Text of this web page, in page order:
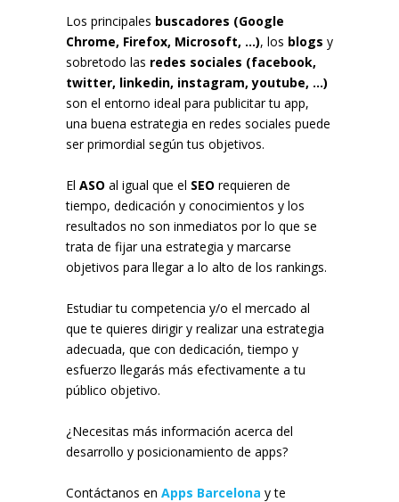
Los principales buscadores (Google
Chrome, Firefox, Microsoft, ...), los blogs y
sobretodo las redes sociales (facebook,
twitter, linkedin, instagram, youtube, ...)
son el entorno ideal para publicitar tu app,
una buena estrategia en redes sociales puede
ser primordial según tus objetivos.
El ASO al igual que el SEO requieren de
tiempo, dedicación y conocimientos y los
resultados no son inmediatos por lo que se
trata de fijar una estrategia y marcarse
objetivos para llegar a lo alto de los rankings.
Estudiar tu competencia y/o el mercado al
que te quieres dirigir y realizar una estrategia
adecuada, que con dedicación, tiempo y
esfuerzo llegarás más efectivamente a tu
público objetivo.
¿Necesitas más información acerca del
desarrollo y posicionamiento de apps?
Contáctanos en Apps Barcelona y te